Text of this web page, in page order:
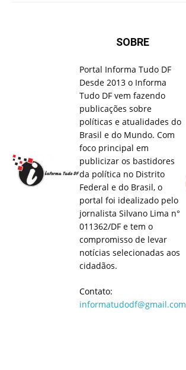
SOBRE
Portal Informa Tudo DF
Desde 2013 o Informa
Tudo DF vem fazendo
publicações sobre
políticas e atualidades do
Brasil e do Mundo. Com
foco principal em
publicizar os bastidores
da política no Distrito
Federal e do Brasil, o
portal foi idealizado pelo
jornalista Silvano Lima n°
011362/DF e tem o
compromisso de levar
notícias selecionadas aos
cidadãos.
Contato:
informatudodf@gmail.com